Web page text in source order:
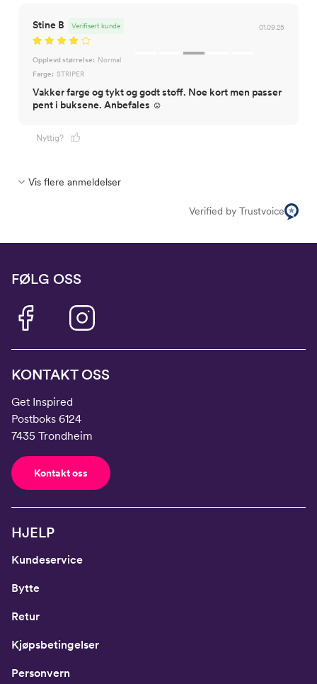
Stine B 01.09.25
Verifisert kunde
Opplevd størrelse: Normal
Farge: STRIPER
Vakker farge og tykt og godt stoff. Noe kort men passer
pent i buksene. Anbefales ☺️
Nyttig?
Vis flere anmeldelser
Verified by Trustvoice
FØLG OSS
KONTAKT OSS
Get Inspired
Postboks 6124
7435 Trondheim
Kontakt oss
HJELP
Kundeservice
Bytte
Retur
Kjøpsbetingelser
Personvern